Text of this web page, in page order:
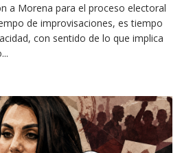
a Morena para el proceso electoral
de improvisaciones, es tiempo
con sentido de lo que implica